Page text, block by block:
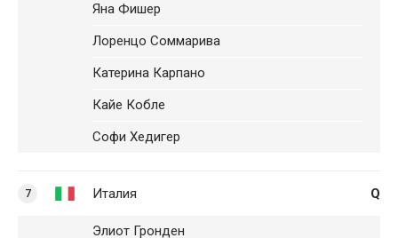
Яна Фишер
Лоренцо Соммарива
Катерина Карпано
Кайе Кобле
Софи Хедигер
7 Италия Q
Элиот Гронден